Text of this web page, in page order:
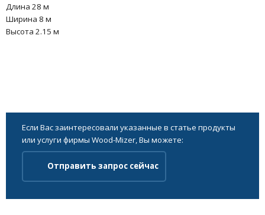
Длина 28 м
Ширина 8 м
Высота 2.15 м
Если Вас заинтересовали указанные в статье продукты
или услуги фирмы Wood-Mizer, Вы можете:
Отправить запрос сейчас